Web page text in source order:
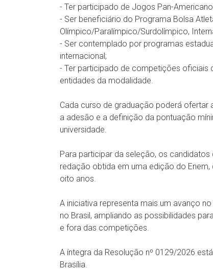
- Ter participado de Jogos Pan-
- Ser beneficiário do Programa Bolsa
Olímpico/Paralímpico/Surdolímpico,
- Ser contemplado por programas
internacional;
- Ter participado de competições oficiais
entidades da modalidade.
Cada curso de graduação poderá
a adesão e a definição da pontuação
universidade.
Para participar da seleção, os
redação obtida em uma edição do Enem,
oito anos.
A iniciativa representa mais um avanço
no Brasil, ampliando as possibilidades
e fora das competições.
A íntegra da Resolução nº 0129/2026
Brasília.